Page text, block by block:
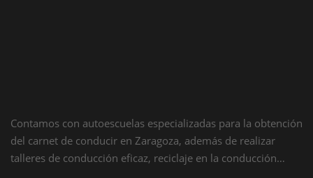
Contamos con autoescuelas especializadas para la obtención
del carnet de conducir en Zaragoza, además de realizar
talleres de conducción eficaz, reciclaje en la conducción…